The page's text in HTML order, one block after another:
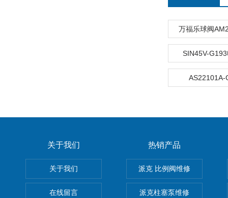
万福乐球阀
SIN45V-
AS22101A-
关于我们
关于我们
在线留言
热销产品
派克 比例阀维修
派克柱塞泵维修